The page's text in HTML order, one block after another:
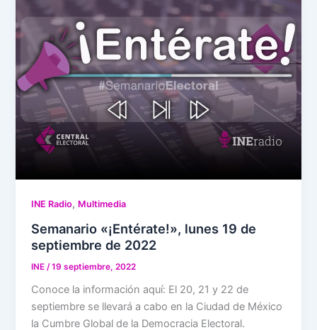
INE Radio, Multimedia
Semanario «¡Entérate!», lunes 19 de
septiembre de 2022
INE /19 septiembre, 2022
Conoce la información aquí: El 20, 21 y 22 de
septiembre se llevará a cabo en la Ciudad de México
la Cumbre Global de la Democracia Electoral.